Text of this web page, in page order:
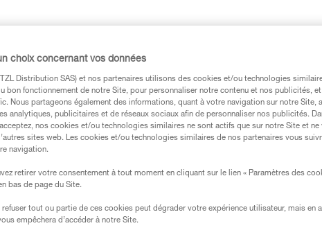
contrôle de la descente devient très
d’amélioration du freinage.
des produits utilisés dans ce conseil avant de le
de la notice technique pour pouvoir
et un entraînement spécifique. Validez avec
manipulation, seul, en toute sécurité, avant de la
choix concernant vos données
Distribution SAS) et nos partenaires utilisons des cookies et/ou technologies
bon fonctionnement de notre Site, pour personnaliser notre contenu et nos publicités,
Nous partageons également des informations, quant à votre navigation sur notre Site,
analytiques, publicitaires et de réseaux sociaux afin de personnaliser nos publicités.
nos cookies et/ou technologies similaires ne sont actifs que sur notre Site et ne
sites web. Les cookies et/ou technologies similaires de nos partenaires vous
navigation.
retirer votre consentement à tout moment en cliquant sur le lien « Paramètres des
bas de page du Site.
refuser tout ou partie de ces cookies peut dégrader votre expérience utilisateur, mais en
empêchera d’accéder à notre Site.